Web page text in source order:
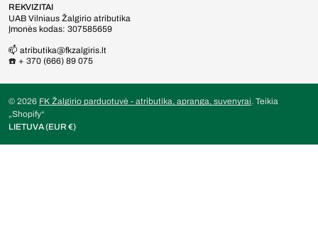
REKVIZITAI
UAB Vilniaus Žalgirio atributika
Įmonės kodas: 307585659
📫 atributika@fkzalgiris.lt
☎️ + 370 (666) 89 075
© 2026 FK Žalgirio parduotuvė - atributika, apranga, suvenyrai. Teikia
„Shopify“
LIETUVA (EUR €)